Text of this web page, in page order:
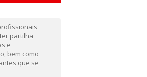
partilha
e
bem como
que se